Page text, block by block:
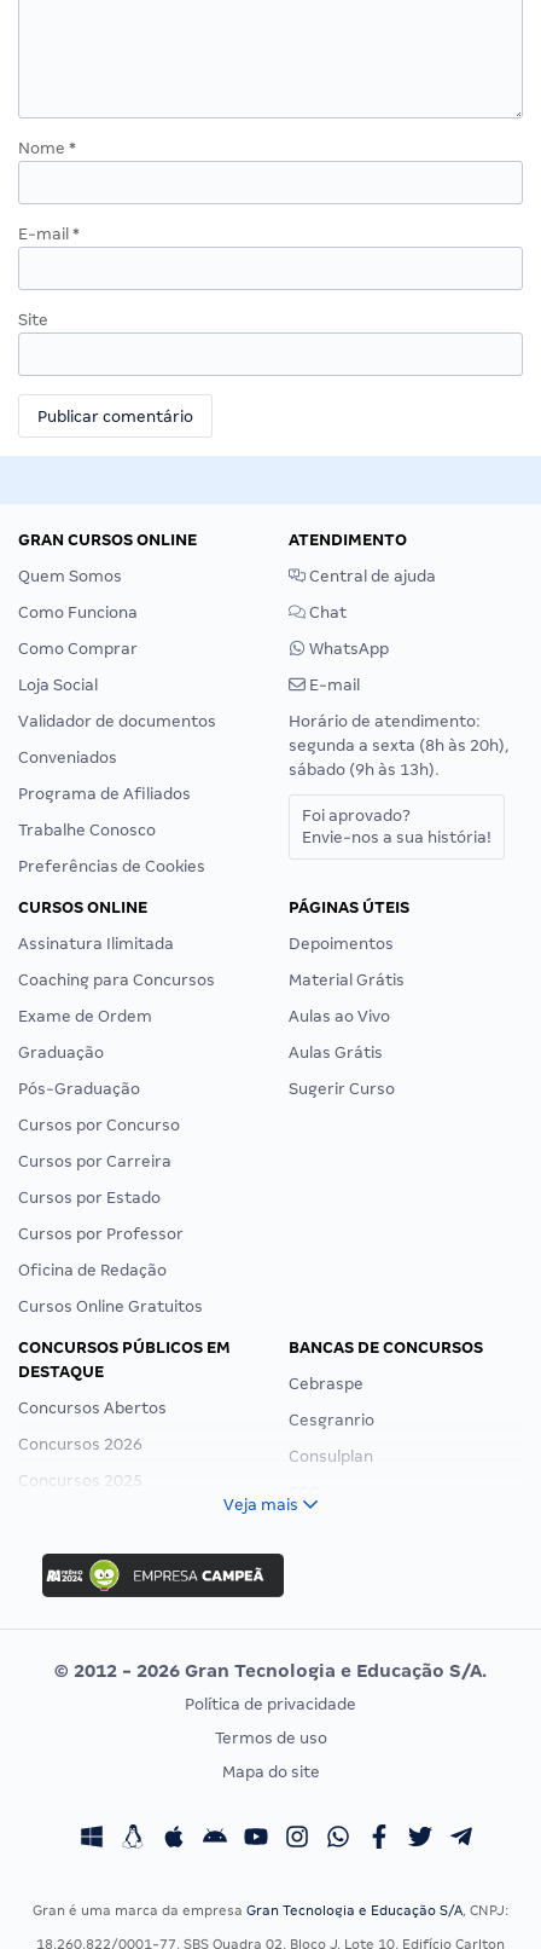
Nome *
E-mail *
Site
GRAN CURSOS ONLINE
Quem Somos
Como Funciona
Como Comprar
Loja Social
Validador de documentos
Conveniados
Programa de Afiliados
Trabalhe Conosco
Preferências de Cookies
ATENDIMENTO
Central de ajuda
Chat
WhatsApp
E-mail
Horário de atendimento:
segunda a sexta (8h às 20h),
sábado (9h às 13h).
Foi aprovado?
Envie-nos a sua história!
CURSOS ONLINE
Assinatura Ilimitada
Coaching para Concursos
Exame de Ordem
Graduação
Pós-Graduação
Cursos por Concurso
Cursos por Carreira
Cursos por Estado
Cursos por Professor
Oficina de Redação
Cursos Online Gratuitos
PÁGINAS ÚTEIS
Depoimentos
Material Grátis
Aulas ao Vivo
Aulas Grátis
Sugerir Curso
CONCURSOS PÚBLICOS EM
DESTAQUE
Concursos Abertos
Concursos 2026
Concursos 2025
Concurso Ibama
Concurso MPU
Editais publicados
BANCAS DE CONCURSOS
Cebraspe
Cesgranrio
Consulplan
Vunesp
CONCURSOS POR PROFISSÃO
Concursos Fiscais
EXAME DE ORDEM
Calendário OAB
Veja mais
© 2012 - 2026 Gran Tecnologia e Educação S/A.
Política de privacidade
Termos de uso
Mapa do site
Gran é uma marca da empresa Gran Tecnologia e Educação S/A, CNPJ:
18.260.822/0001-77, SBS Quadra 02, Bloco J, Lote 10, Edifício Carlton